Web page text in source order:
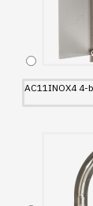
AC11INOX4 4-